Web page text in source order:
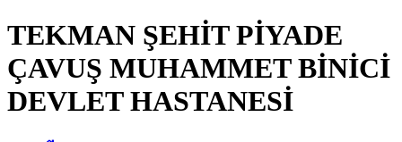
TEKMAN ŞEHİT PİYADE
ÇAVUŞ MUHAMMET BİNİCİ
DEVLET HASTANESİ